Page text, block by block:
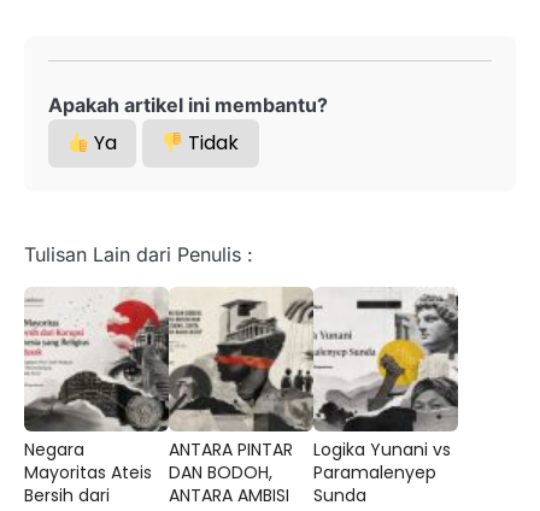
Apakah artikel ini membantu?
Ya Tidak
Tulisan Lain dari Penulis :
Negara
Mayoritas Ateis
Bersih dari
ANTARA PINTAR
DAN BODOH,
ANTARA AMBISI
Logika Yunani vs
Paramalenyep
Sunda